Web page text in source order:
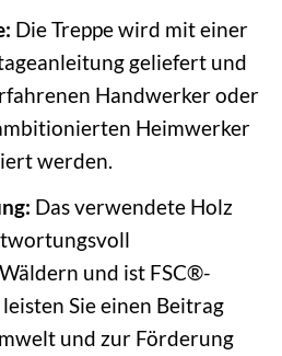
Die Treppe wird mit einer
geliefert und
Handwerker oder
Heimwerker
werden.
Das verwendete Holz
und ist FSC®-
Sie einen Beitrag
und zur Förderung